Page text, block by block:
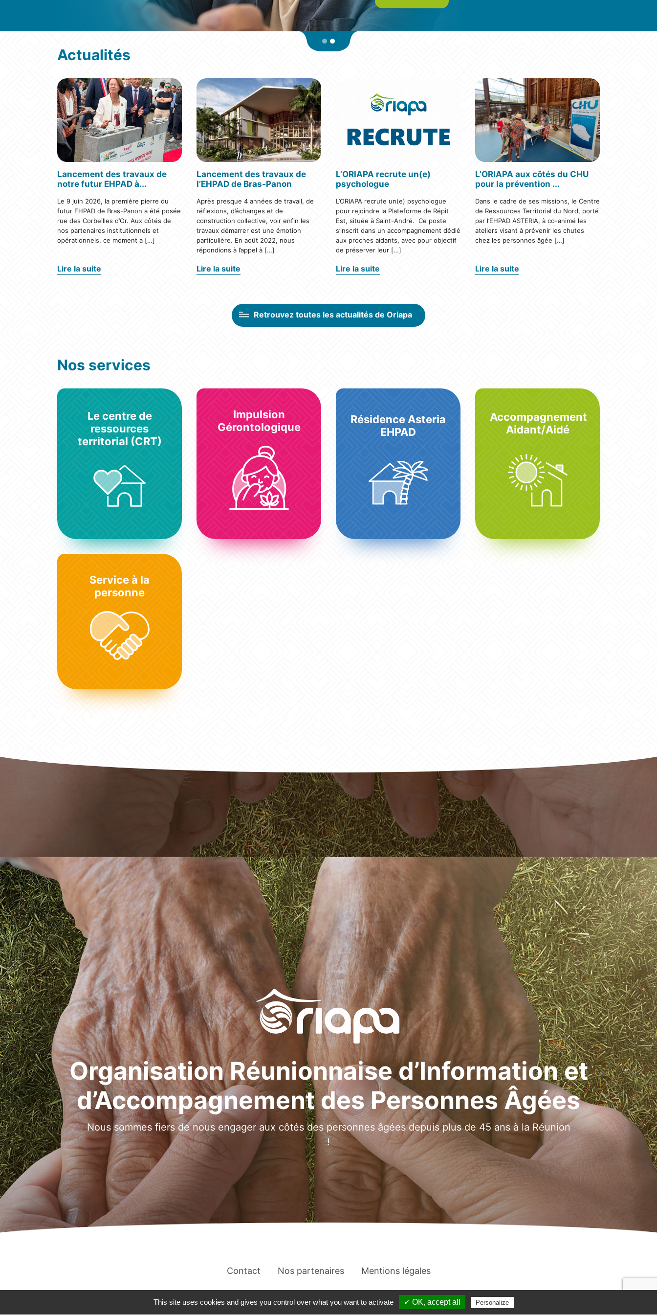
Actualités
Lancement des travaux de
notre futur EHPAD à...
Le 9 juin 2026, la première pierre du
futur EHPAD de Bras-Panon a été posée
rue des Corbeilles d’Or. Aux côtés de
nos partenaires institutionnels et
opérationnels, ce moment a […]
Lire la suite
Lancement des travaux de
l’EHPAD de Bras-Panon
Après presque 4 années de travail, de
réflexions, d’échanges et de
construction collective, voir enfin les
travaux démarrer est une émotion
particulière. En août 2022, nous
répondions à l’appel à […]
Lire la suite
L’ORIAPA recrute un(e)
psychologue
L’ORIAPA recrute un(e) psychologue
pour rejoindre la Plateforme de Répit
Est, située à Saint-André. Ce poste
s’inscrit dans un accompagnement dédié
aux proches aidants, avec pour objectif
de préserver leur […]
Lire la suite
L’ORIAPA aux côtés du CHU
pour la prévention ...
Dans le cadre de ses missions, le Centre
de Ressources Territorial du Nord, porté
par l’EHPAD ASTERIA, à co-animé les
ateliers visant à prévenir les chutes
chez les personnes âgée […]
Lire la suite
Retrouvez toutes les actualités de Oriapa
Nos services
Le centre de
ressources
territorial (CRT)
Impulsion
Gérontologique
Résidence Asteria
EHPAD
Accompagnement
Aidant/Aidé
Service à la
personne
Organisation Réunionnaise d’Information et
d’Accompagnement des Personnes Âgées
Nous sommes fiers de nous engager aux côtés des personnes âgées depuis plus de 45 ans à la Réunion
!
Contact Nos partenaires Mentions légales
This site uses cookies and gives you control over what you want to activate ✓ OK, accept all Personalize